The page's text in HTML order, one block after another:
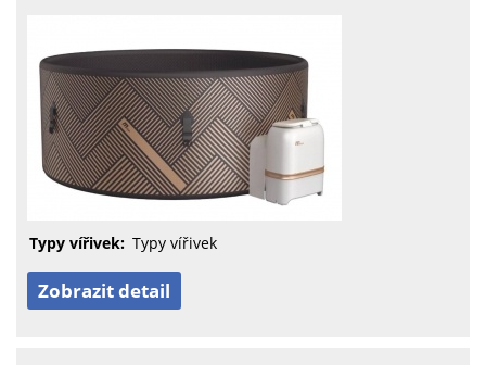
Typy vířivek: Typy vířivek
Zobrazit detail